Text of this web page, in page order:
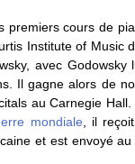
cours de
Institute of Music
avec Godowsky
Il gagne alors de
au Carnegie
mondiale , il
et est envoyé